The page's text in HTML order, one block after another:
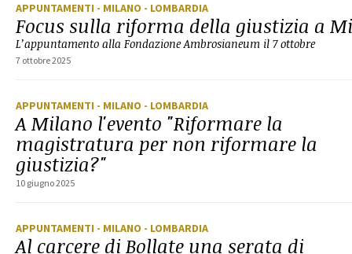
APPUNTAMENTI - MILANO - LOMBARDIA
Focus sulla riforma della giustizia a
L’appuntamento alla Fondazione Ambrosianeum il 7 ottobre
7 ottobre 2025
APPUNTAMENTI - MILANO - LOMBARDIA
A Milano l'evento "Riformare la
magistratura per non riformare la
giustizia?"
10 giugno 2025
APPUNTAMENTI - MILANO - LOMBARDIA
Al carcere di Bollate una serata di